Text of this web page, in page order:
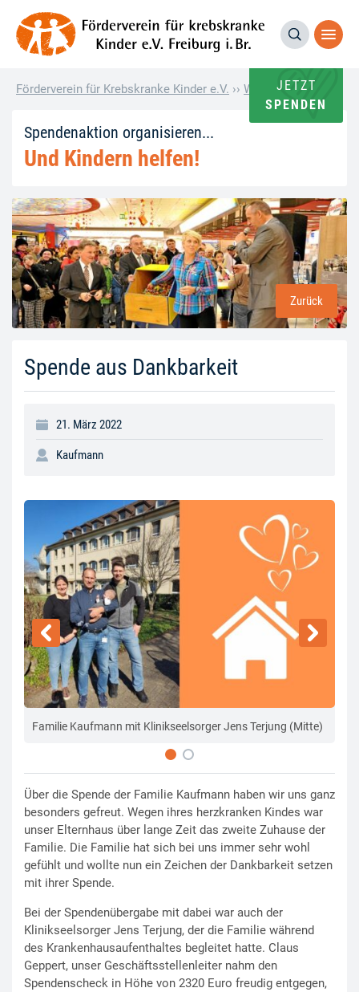
JETZT
SPENDEN
Förderverein für Krebskranke Kinder e.V. ›› Wie andere helfen
Spendenaktion organisieren...
Und Kindern helfen!
Spende aus Dankbarkeit
Zurück
21. März 2022
Kaufmann
Familie Kaufmann mit Klinikseelsorger Jens Terjung (Mitte)
Über die Spende der Familie Kaufmann haben wir uns ganz
besonders gefreut. Wegen ihres herzkranken Kindes war
unser Elternhaus über lange Zeit das zweite Zuhause der
Familie. Die Familie hat sich bei uns immer sehr wohl
gefühlt und wollte nun ein Zeichen der Dankbarkeit setzen
mit ihrer Spende.
Bei der Spendenübergabe mit dabei war auch der
Klinikseelsorger Jens Terjung, der die Familie während
des Krankenhausaufenthaltes begleitet hatte. Claus
Geppert, unser Geschäftsstellenleiter nahm den
Spendenscheck in Höhe von 2320 Euro freudig entgegen,